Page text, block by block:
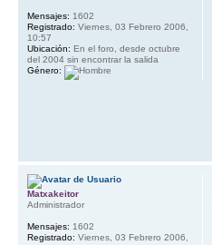
Mensajes: 1602
Registrado: Viernes, 03 Febrero 2006,
10:57
Ubicación: En el foro, desde octubre
del 2004 sin encontrar la salida
Género:
Matxakeitor
Administrador
Mensajes: 1602
Registrado: Viernes, 03 Febrero 2006,